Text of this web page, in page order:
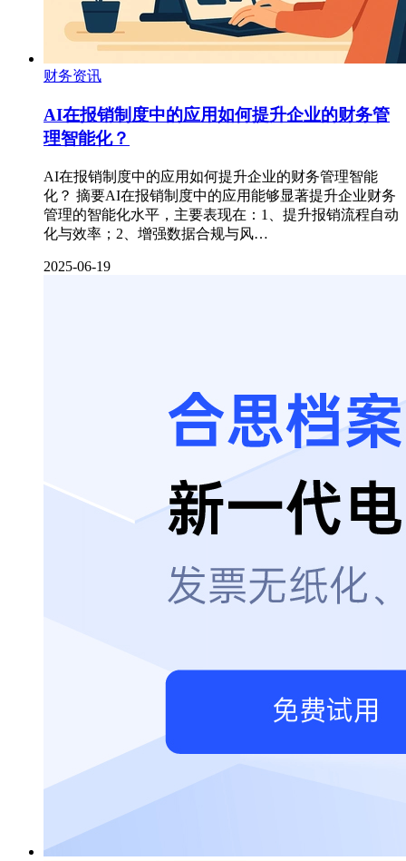
财务资讯
AI在报销制度中的应用如何提升企业的财务管
理智能化？
AI在报销制度中的应用如何提升企业的财务管理智能
化？ 摘要AI在报销制度中的应用能够显著提升企业财务
管理的智能化水平，主要表现在：1、提升报销流程自动
化与效率；2、增强数据合规与风…
2025-06-19